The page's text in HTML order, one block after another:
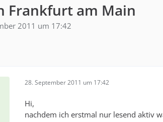
Frankfurt am Main
2011 um 17:42
28. September 2011 um 17:42
Hi,
nachdem ich erstmal nur lesend aktiv